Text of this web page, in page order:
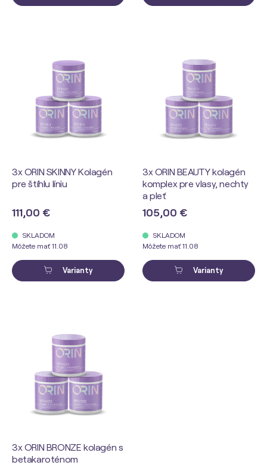
3x ORIN SKINNY Kolagén
pre štíhlu líniu
111,00 €
SKLADOM
Môžete mať 11.08
Varianty
3x ORIN BEAUTY kolagén
komplex pre vlasy, nechty
a pleť
105,00 €
SKLADOM
Môžete mať 11.08
Varianty
3x ORIN BRONZE kolagén s
betakaroténom